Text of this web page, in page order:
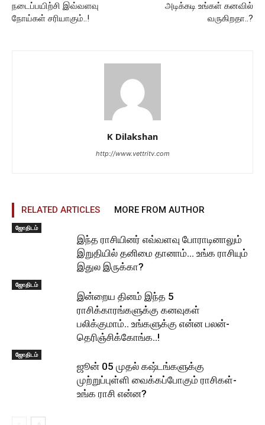
நடைப்பயிற்சி இவ்வளவு
நோய்கள் சரியாகும்..!
அடிக்கடி உங்கள் கனவில்
வருகிறதா..?
K Dilakshan
http://www.vettritv.com
RELATED ARTICLES MORE FROM AUTHOR
ஜோதிடம்
இந்த ராசியினர் எவ்வளவு போராடினாலும்
இறுதியில் தனிமை தானாம்… உங்க ராசியும்
இதுல இருக்கா?
ஜோதிடம்
இன்றைய தினம் இந்த 5
ராசிக்காரங்களுக்கு கனவுகள்
பலிக்குமாம்.. உங்களுக்கு என்ன பலன்-
தெரிஞ்சிக்கோங்க..!
ஜோதிடம்
ஜூன் 05 முதல் கஷ்டங்களுக்கு
முற்றுப்புள்ளி வைக்கப்போகும் ராசிகள்-
உங்க ராசி என்ன?